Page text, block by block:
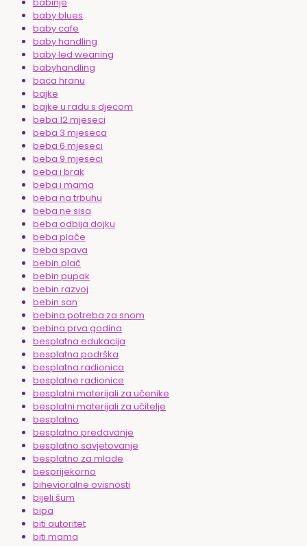
baby blues
baby cafe
baby handling
baby led weaning
babyhandling
baca hranu
bajke
bajke u radu s djecom
beba 12 mjeseci
beba 3 mjeseca
beba 6 mjeseci
beba 9 mjeseci
beba i brak
beba i mama
beba na trbuhu
beba ne sisa
beba odbija dojku
beba plače
beba spava
bebin plač
bebin pupak
bebin razvoj
bebin san
bebina potreba za snom
bebina prva godina
besplatna edukacija
besplatna podrška
besplatna radionica
besplatne radionice
besplatni materijali za učenike
besplatni materijali za učitelje
besplatno
besplatno predavanje
besplatno savjetovanje
besplatno za mlade
besprijekorno
bihevioralne ovisnosti
bijeli šum
bipa
biti autoritet
biti mama